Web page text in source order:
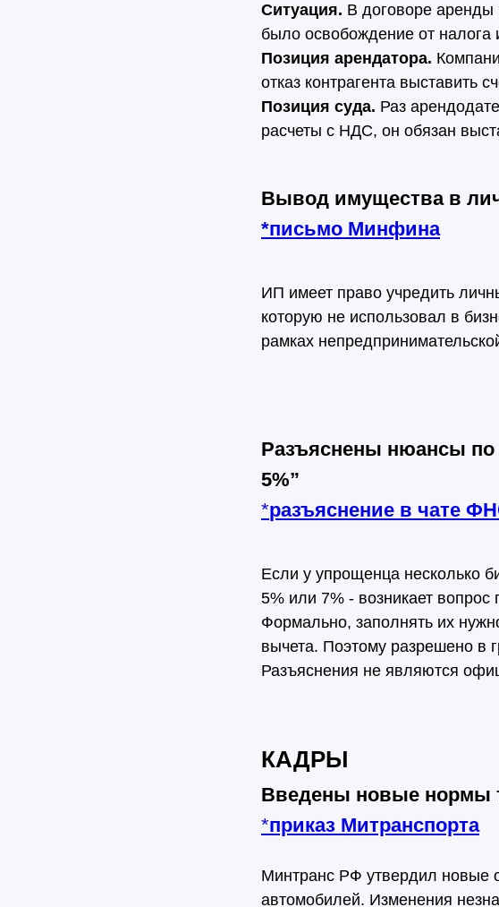
Ситуация. В договоре
было освобождение от налога
Позиция арендатора.
отказ контрагента выставить
Позиция суда. Раз
расчеты с НДС, он обязан
Вывод имущества в
*письмо Минфина
ИП имеет право учредить
которую не использовал в
рамках
Разъяснены нюансы по
5%”
*разъяснение в чате
Если у упрощенца несколько
5% или 7% - возникает
Формально, заполнять их
вычета. Поэтому разрешено в
Разъяснения не являются
КАДРЫ
Введены новые нормы
*приказ Митранспорта
Минтранс РФ утвердил новые
автомобилей. Изменения